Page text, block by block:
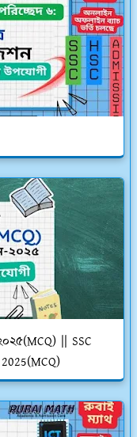
|| SSC